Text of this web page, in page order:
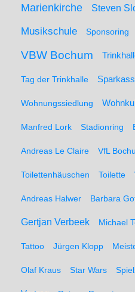
Marienkirche Steven
Musikschule Sponsoring
VBW Bochum
Tag der Trinkhalle
Wohnungssiedlung
Manfred Lork Stadionring
Andreas Le Claire VfL
Toilettenhäuschen Toilette
Andreas Halwer Barbara
Gertjan Verbeek Michael
Tattoo Jürgen Klopp
Olaf Kraus Star Wars